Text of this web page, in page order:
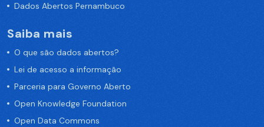
Dados Abertos Pernambuco
Saiba mais
O que são dados abertos?
Lei de acesso a informação
Parceria para Governo Aberto
Open Knowledge Foundation
Open Data Commons